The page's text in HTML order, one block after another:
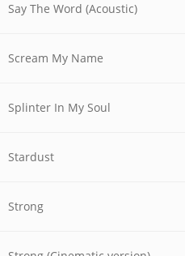
Say The Word (Acoustic)
Scream My Name
Splinter In My Soul
Stardust
Strong